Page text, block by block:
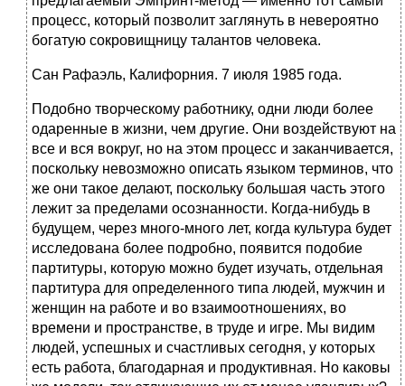
процесс, который позволит заглянуть в невероятно
богатую сокровищницу талантов человека.
Сан Рафаэль, Калифорния. 7 июля 1985 года.
Подобно творческому работнику, одни люди более
одаренные в жизни, чем другие. Они воздействуют на
все и вся вокруг, но на этом процесс и заканчивается,
поскольку невозможно описать языком терминов, что
же они такое делают, поскольку большая часть этого
лежит за пределами осознанности. Когда-нибудь в
будущем, через много-много лет, когда культура будет
исследована более подробно, появится подобие
партитуры, которую можно будет изучать, отдельная
партитура для определенного типа людей, мужчин и
женщин на работе и во взаимоотношениях, во
времени и пространстве, в труде и игре. Мы видим
людей, успешных и счастливых сегодня, у которых
есть работа, благодарная и продуктивная. Но каковы